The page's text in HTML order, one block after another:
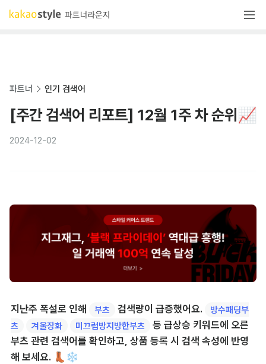
파트너 인기 검색어
[주간 검색어 리포트] 12월 1주 차 순위📈
2024-12-02
지난주 폭설로 인해 부츠 검색량이 급증했어요.
방수패딩부
츠
겨울장화 미끄럼방지방한부츠
등 급상승 키워드에 오른
부츠 관련 검색어를 확인하고, 상품 등록 시 검색 속성에 반영
해 보세요. 👢❄️